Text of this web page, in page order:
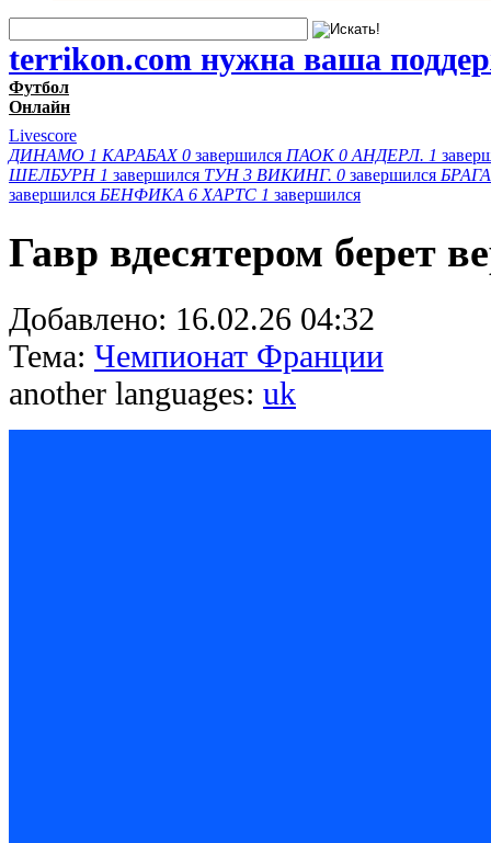
terrikon.com нужна ваша
Футбол
Онлайн
Livescore
ДИНАМО 1 КАРАБАХ 0 завершился ПАОК 0 АНДЕРЛ. 1
ШЕЛБУРН 1 завершился ТУН 3 ВИКИНГ. 0 завершился БРАГА
завершился БЕНФИКА 6 ХАРТС 1 завершился
Гавр вдесятером берет
Добавлено: 16.02.26 04:32
Тема: Чемпионат Франции
another languages: uk